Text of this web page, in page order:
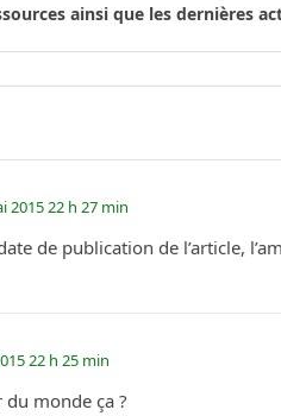
ainsi que les dernières
2015 22 h 27 min
de publication de l’article,
22 h 25 min
du monde ça ?